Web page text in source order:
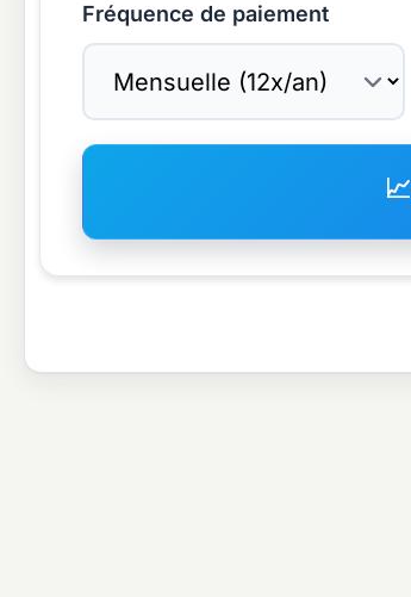
Fréquence de paiement
📈